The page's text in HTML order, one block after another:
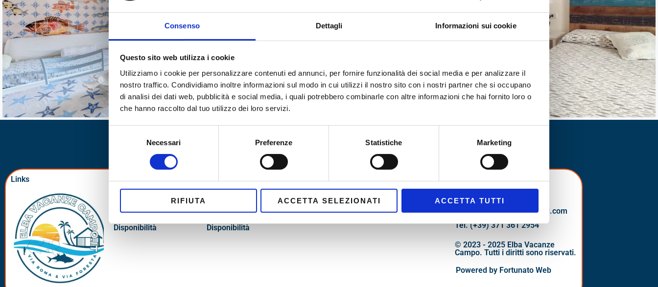
Consenso Dettagli Informazioni sui cookie
Questo sito web utilizza i cookie
Utilizziamo i cookie per personalizzare contenuti ed annunci, per fornire funzionalità dei social media e per analizzare il
nostro traffico. Condividiamo inoltre informazioni sul modo in cui utilizzi il nostro sito con i nostri partner che si occupano
di analisi dei dati web, pubblicità e social media, i quali potrebbero combinarle con altre informazioni che hai fornito loro o
che hanno raccolto dal tuo utilizzo dei loro servizi.
Necessari Preferenze Statistiche Marketing
RIFIUTA ACCETTA SELEZIONATI ACCETTA TUTTI
Appartamento
Via Foresta
a soli 50 mt. dal mare, ideale per
coppie e famiglie
Appartamento
Via Roma
a soli 80 metri dal mare, perfetto per famiglie
Scopri di più
Links Via Foresta
Info Appartamento
Galleria
Disponibilità
Via Roma
Galleria
Disponibilità
Esplora l'area
Comodità ed essenziali
Spiagge Vicine
Contatti
Mail:
elbavacanzecampo@gmail.com
Tel. (+39) 371 361 2954
© 2023 - 2025 Elba Vacanze
Campo. Tutti i diritti sono riservati.
Powered by Fortunato Web